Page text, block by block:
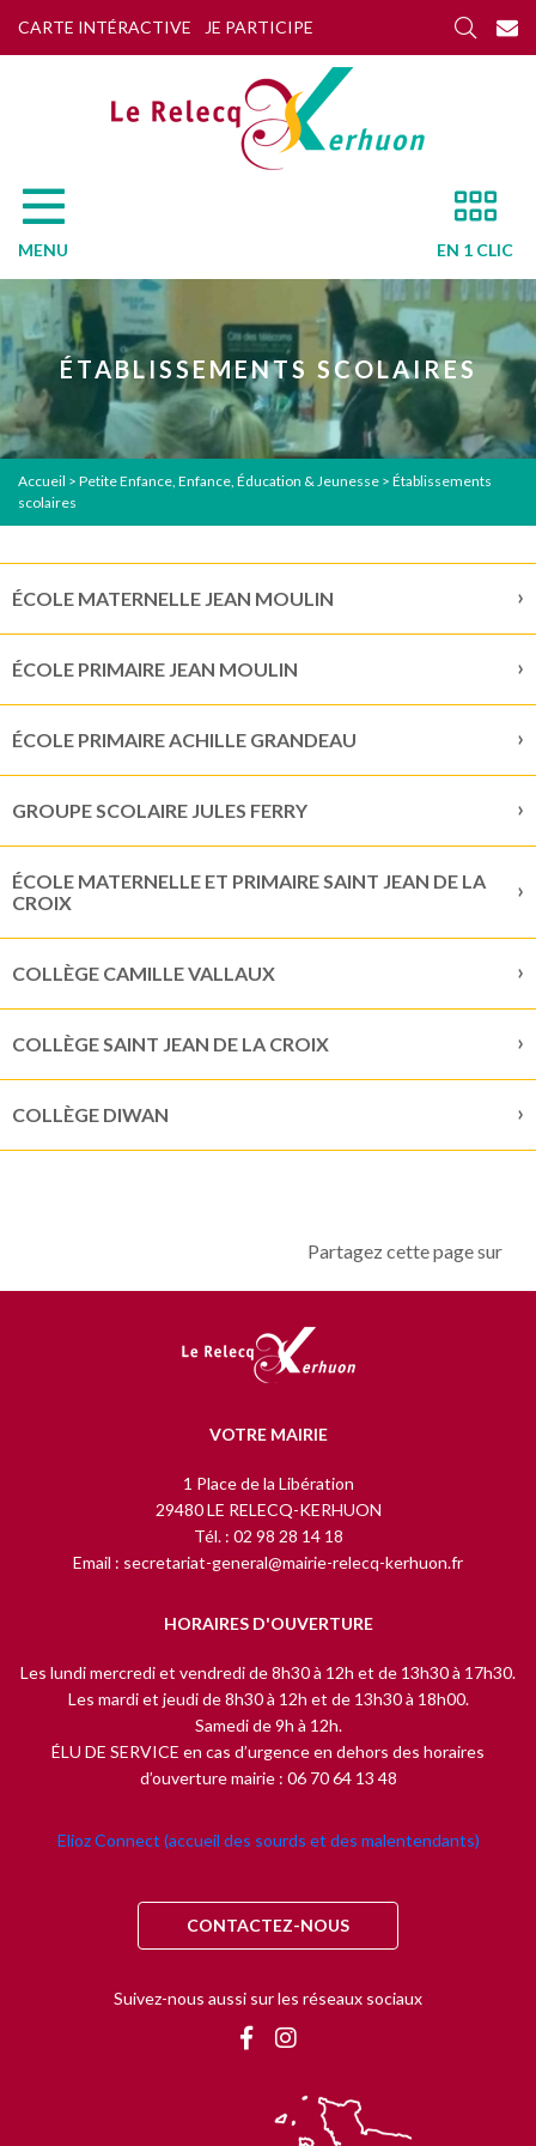
CARTE INTÉRACTIVE JE PARTICIPE
MENU EN 1 CLIC
ÉTABLISSEMENTS SCOLAIRES
Accueil > Petite Enfance, Enfance, Éducation & Jeunesse > Établissements
scolaires
ÉCOLE MATERNELLE JEAN MOULIN
ÉCOLE PRIMAIRE JEAN MOULIN
ÉCOLE PRIMAIRE ACHILLE GRANDEAU
GROUPE SCOLAIRE JULES FERRY
ÉCOLE MATERNELLE ET PRIMAIRE SAINT JEAN DE LA
CROIX
COLLÈGE CAMILLE VALLAUX
COLLÈGE SAINT JEAN DE LA CROIX
COLLÈGE DIWAN
Partagez cette page sur
VOTRE MAIRIE
1 Place de la Libération
29480 LE RELECQ-KERHUON
Tél. : 02 98 28 14 18
Email : secretariat-general@mairie-relecq-kerhuon.fr
HORAIRES D'OUVERTURE
Les lundi mercredi et vendredi de 8h30 à 12h et de 13h30 à 17h30.
Les mardi et jeudi de 8h30 à 12h et de 13h30 à 18h00.
Samedi de 9h à 12h.
ÉLU DE SERVICE en cas d’urgence en dehors des horaires
d’ouverture mairie : 06 70 64 13 48
Elioz Connect (accueil des sourds et des malentendants)
CONTACTEZ-NOUS
Suivez-nous aussi sur les réseaux sociaux